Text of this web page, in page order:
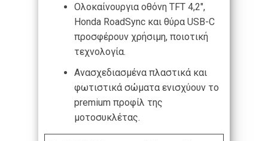
Ολοκαίνουργια οθόνη TFT 4,2″,
Honda RoadSync και θύρα USB-C
προσφέρουν χρήσιμη, ποιοτική
τεχνολογία.
Ανασχεδιασμένα πλαστικά και
φωτιστικά σώματα ενισχύουν το
premium προφίλ της
μοτοσυκλέτας.